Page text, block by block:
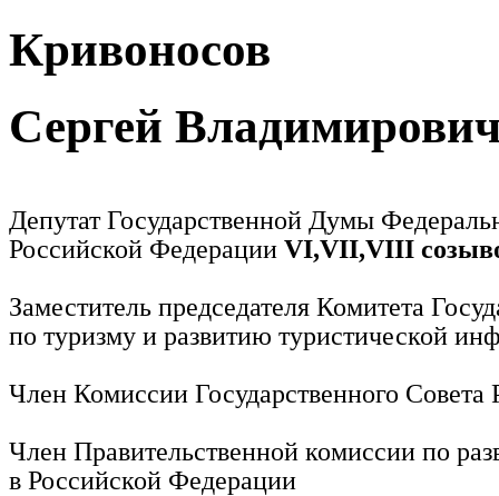
Кривоносов
Сергей
Депутат Государственной Думы
Российской Федерации VI,VII,VIII
Заместитель председателя Комитета
по туризму и развитию туристической
Член Комиссии Государственного
Член Правительственной комиссии по
в Российской Федерации